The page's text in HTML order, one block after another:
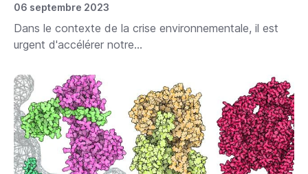
06 septembre 2023
Dans le contexte de la crise environnementale, il est
urgent d'accélérer notre...